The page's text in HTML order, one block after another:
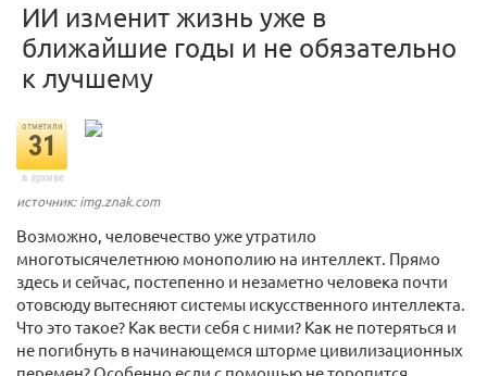
ИИ изменит жизнь уже в
ближайшие годы и не обязательно
к лучшему
отметили
31
в архиве
источник: img.znak.com
Возможно, человечество уже утратило
многотысячелетнюю монополию на интеллект. Прямо
здесь и сейчас, постепенно и незаметно человека почти
отовсюду вытесняют системы искусственного интеллекта.
Что это такое? Как вести себя с ними? Как не потеряться и
не погибнуть в начинающемся шторме цивилизационных